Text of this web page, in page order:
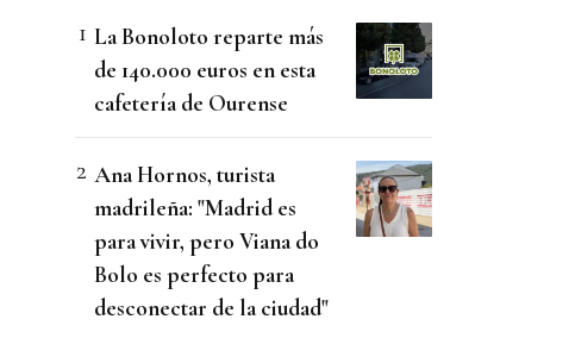
La Bonoloto reparte más
de 140.000 euros en esta
cafetería de Ourense
Ana Hornos, turista
madrileña: "Madrid es
para vivir, pero Viana do
Bolo es perfecto para
desconectar de la ciudad"